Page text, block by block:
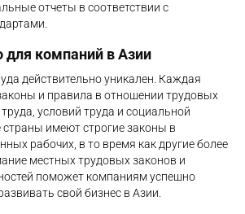
отчеты в соответствии с
для компаний в Азии
действительно уникален. Каждая
и правила в отношении трудовых
условий труда и социальной
имеют строгие законы в
рабочих, в то время как другие более
местных трудовых законов и
поможет компаниям успешно
свой бизнес в Азии.